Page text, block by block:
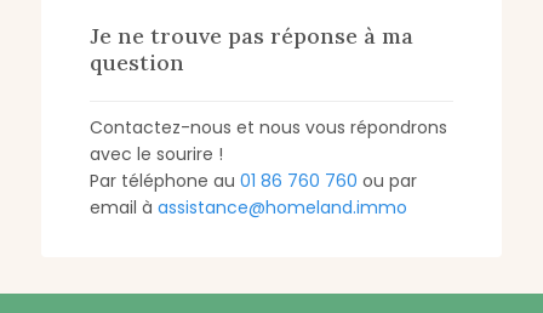
Je ne trouve pas réponse à ma
question
Contactez-nous et nous vous répondrons
avec le sourire !
Par téléphone au 01 86 760 760 ou par
email à assistance@homeland.immo